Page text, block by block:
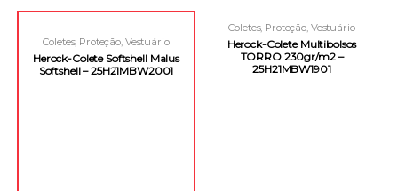
Coletes, Proteção, Vestuário
Laboral
Herock-Colete Softshell Malus
Softshell – 25H21MBW2001
Coletes, Proteção, Vestuário
Laboral
Herock-Colete Multibolsos
TORRO 230gr/m2 –
25H21MBW1901